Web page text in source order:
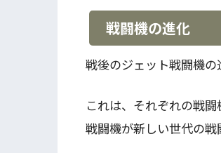
戦闘機の進化
戦後のジェット戦闘機
これは、それぞれの戦
戦闘機が新しい世代の戦